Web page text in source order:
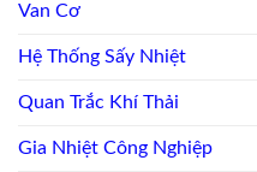
Van Cơ
Hệ Thống Sấy Nhiệt
Quan Trắc Khí Thải
Gia Nhiệt Công Nghiệp